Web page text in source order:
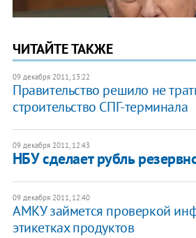
ЧИТАЙТЕ ТАКЖЕ
09 декабря 2011, 13:22
Правительство решило не
строительство СПГ-терминала
09 декабря 2011, 12:43
НБУ сделает рубль
09 декабря 2011, 12:40
АМКУ займется проверкой
этикетках продуктов